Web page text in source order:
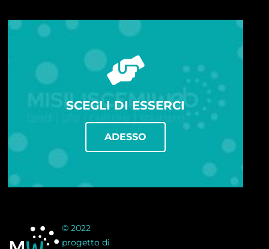
SCEGLI DI ESSERCI
ADESSO
© 2022
progetto di